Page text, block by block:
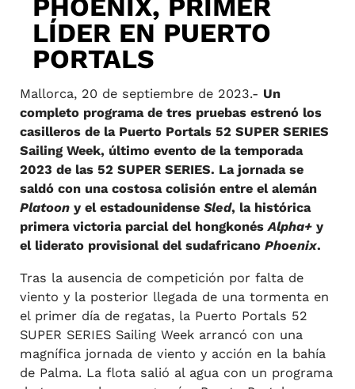
PHOENIX, PRIMER
LÍDER EN PUERTO
PORTALS
Mallorca, 20 de septiembre de 2023.- Un
completo programa de tres pruebas estrenó los
casilleros de la Puerto Portals 52 SUPER SERIES
Sailing Week, último evento de la temporada
2023 de las 52 SUPER SERIES. La jornada se
saldó con una costosa colisión entre el alemán
Platoony el estadounidense Sled, la histórica
primera victoria parcial del hongkonésAlpha+y
el liderato provisional del sudafricano Phoenix.
Tras la ausencia de competición por falta de
viento y la posterior llegada de una tormenta en
el primer día de regatas, la Puerto Portals 52
SUPER SERIES Sailing Week arrancó con una
magnífica jornada de viento y acción en la bahía
de Palma. La flota salió al agua con un programa